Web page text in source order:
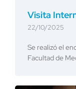
Visita
22/10/2025
Se realizó el
Facultad de